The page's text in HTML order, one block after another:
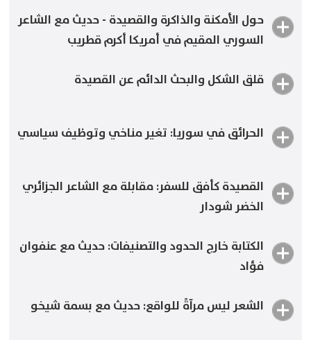
حول الأمكنة والذاكرة والقصيدة - حديث مع الشاعر
السوري المقيم في أمريكا أكرم قطريب
قلق الشكل والبحث الدائم عن القصيدة
قلق الشكل والبحث الدائم عن القصيدة
الحرائق في سوريا: تغير مناخي وتوظيف سياسي
الحرائق في سوريا: تغير مناخي وتوظيف سياسي
القصيدة كأفق للسفر: مقابلة مع الشاعر الجزائري
الخضر شودار
القصيدة كأفق للسفر
الكتابة خارج الحدود والتصنيفات: حديث مع عنفوان
فؤاد
الكتابة خارج الحدود والتصنيفات: حديث مع عنفوان فؤاد
الشعر ليس مرآةً للواقع: حديث مع بسمة شيخو